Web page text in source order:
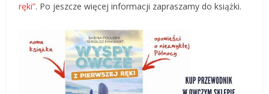
ręki”. Po jeszcze więcej informacji zapraszamy do książki.